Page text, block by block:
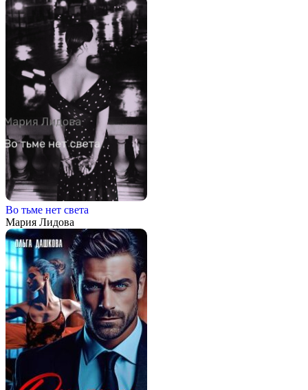
Во тьме нет света
Мария Лидова